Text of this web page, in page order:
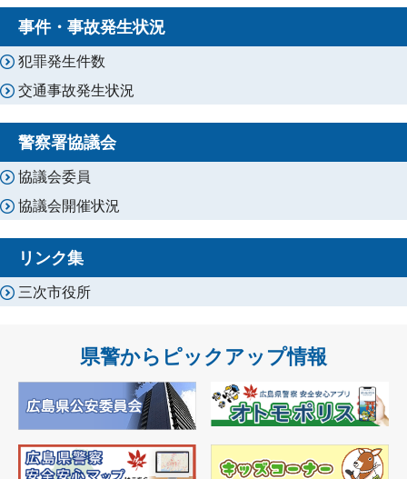
事件・事故発生状況
犯罪発生件数
交通事故発生状況
警察署協議会
協議会委員
協議会開催状況
リンク集
三次市役所
県警からピックアップ情報